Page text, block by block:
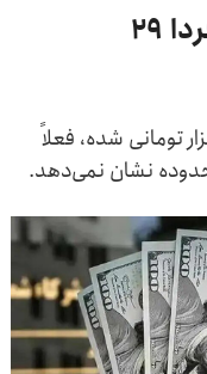
پیش‌بینی قیمت دلار برای فردا ۲۹
از ابتدای هفته وارد کانال ۱۸۰ هزار تومانی شده، فعلاً
نشان نمی‌دهد.